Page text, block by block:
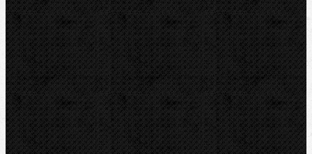
Elektro-hydraulické
Strojní
Dělení trubek